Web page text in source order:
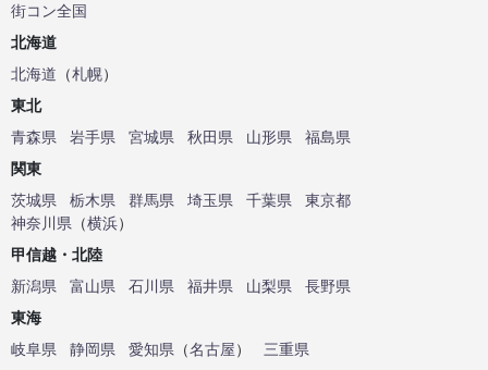
街コン全国
北海道
北海道 （札幌）
東北
青森県
岩手県 宮城県 秋田県 山形県
福島県
関東
茨城県
栃木県 群馬県 埼玉県 千葉県
東京都
神奈川県 （横浜）
甲信越・北陸
新潟県
富山県 石川県 福井県 山梨県
長野県
東海
岐阜県
静岡県 愛知県 （名古屋）
三重県